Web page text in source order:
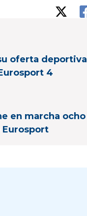
oferta deportiva
4
en marcha ocho
Eurosport